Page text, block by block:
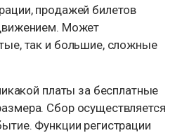
продажей билетов
Может
так и большие, сложные
платы за бесплатные
Сбор осуществляется
Функции регистрации